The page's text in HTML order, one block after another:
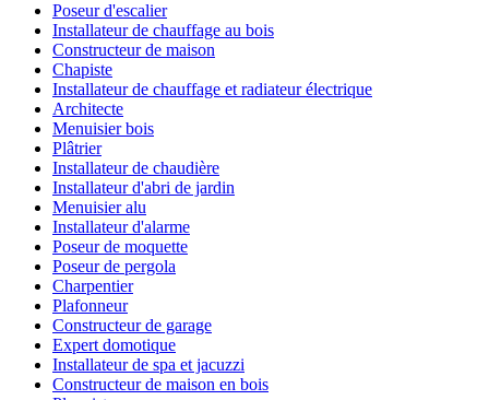
Poseur d'escalier
Installateur de chauffage au bois
Constructeur de maison
Chapiste
Installateur de chauffage et radiateur électrique
Architecte
Menuisier bois
Plâtrier
Installateur de chaudière
Installateur d'abri de jardin
Menuisier alu
Installateur d'alarme
Poseur de moquette
Poseur de pergola
Charpentier
Plafonneur
Constructeur de garage
Expert domotique
Installateur de spa et jacuzzi
Constructeur de maison en bois